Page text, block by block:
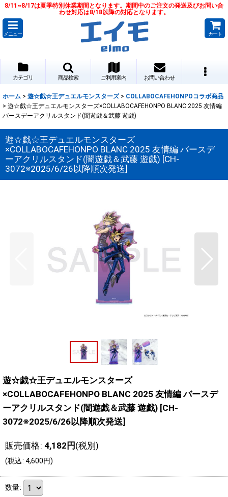
8/11~8/17は夏季特別休業期間となります。期間中のご注文の発送及びお問い合
わせ対応は8/18以降の対応となります。
メニュー カート
カテゴリ 商品検索 ご利用案内 お問い合わせ
ホーム > 遊☆戯☆王デュエルモンスターズ > COLLABOCAFEHONPOコラボ商品
> 遊☆戯☆王デュエルモンスターズ×COLLABOCAFEHONPO BLANC 2025 友情編
バースデーアクリルスタンド(闇遊戯＆武藤 遊戯)
遊☆戯☆王デュエルモンスターズ
×COLLABOCAFEHONPO BLANC 2025 友情編 バースデ
ーアクリルスタンド(闇遊戯＆武藤 遊戯) [CH-
3072※2025/6/26以降順次発送]
遊☆戯☆王デュエルモンスターズ
×COLLABOCAFEHONPO BLANC 2025 友情編 バースデ
ーアクリルスタンド(闇遊戯＆武藤 遊戯) [CH-
3072※2025/6/26以降順次発送]
販売価格: 4,182 円 (税別)
(税込: 4,600円)
数量: